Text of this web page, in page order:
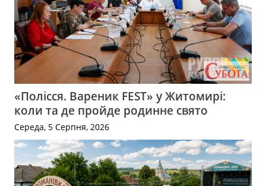
«Полісся. Вареник FEST» у Житомирі:
коли та де пройде родинне свято
Середа, 5 Серпня, 2026